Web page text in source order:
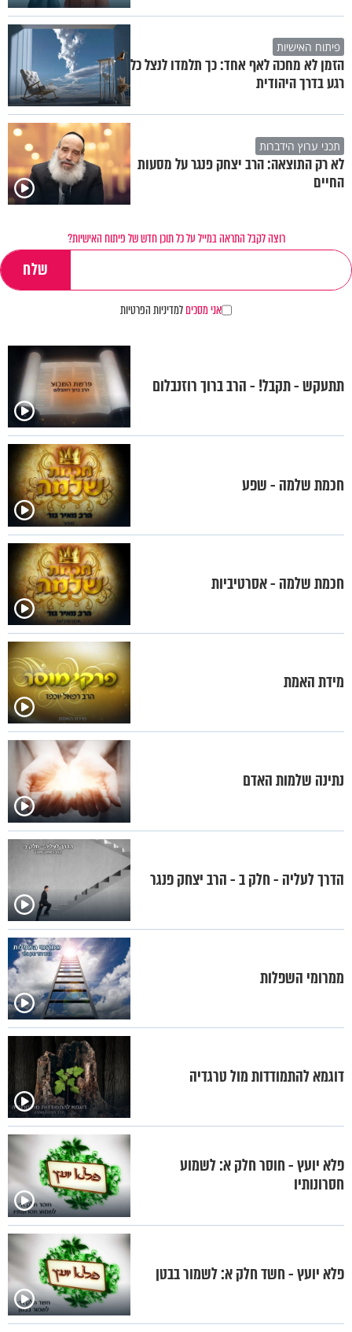
פיתוח האישיות
הזמן לא מחכה לאף אחד: כך תלמדו לנצל כל
רגע בדרך היהודית
תכני ערוץ הידברות
לא רק התוצאה: הרב יצחק פנגר על מסעות
החיים
רוצה לקבל התראה במייל על כל תוכן חדש של פיתוח האישיות?
אני מסכיםלמדיניות הפרטיות
תתעקש - תקבל! - הרב ברוך רוזנבלום
חכמת שלמה - שפע
חכמת שלמה - אסרטיביות
מידת האמת
נתינה שלמות האדם
הדרך לעליה - חלק ב - הרב יצחק פנגר
ממרומי השפלות
דוגמא להתמודדות מול טרגדיה
פלא יועץ - חוסר חלק א: לשמוע
חסרונותיו
פלא יועץ - חשד חלק א: לשמור בבטן